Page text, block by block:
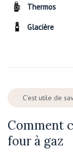
Thermos
Glacière
C'est utile de
Comment
four à gaz